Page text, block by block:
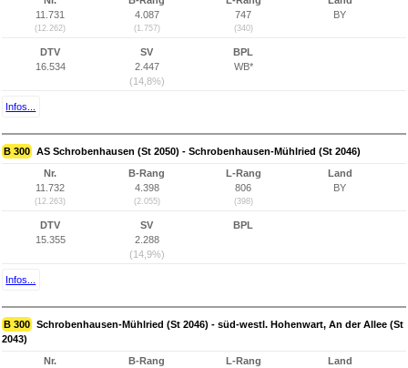
11.731
(12.262)
4.087
(1.757)
747
(340)
BY
DTV
16.534
SV
2.447
(14,8%)
BPL
WB*
Infos...
B 300 AS Schrobenhausen (St 2050) - Schrobenhausen-Mühlried (St 2046)
Nr.
11.732
(12.263)
B-Rang
4.398
(2.055)
L-Rang
806
(398)
Land
BY
DTV
15.355
SV
2.288
(14,9%)
BPL
Infos...
B 300 Schrobenhausen-Mühlried (St 2046) - süd-westl. Hohenwart, An der Allee (St
2043)
Nr.
B-Rang
L-Rang
Land